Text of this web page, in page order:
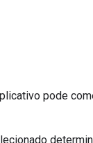
pode